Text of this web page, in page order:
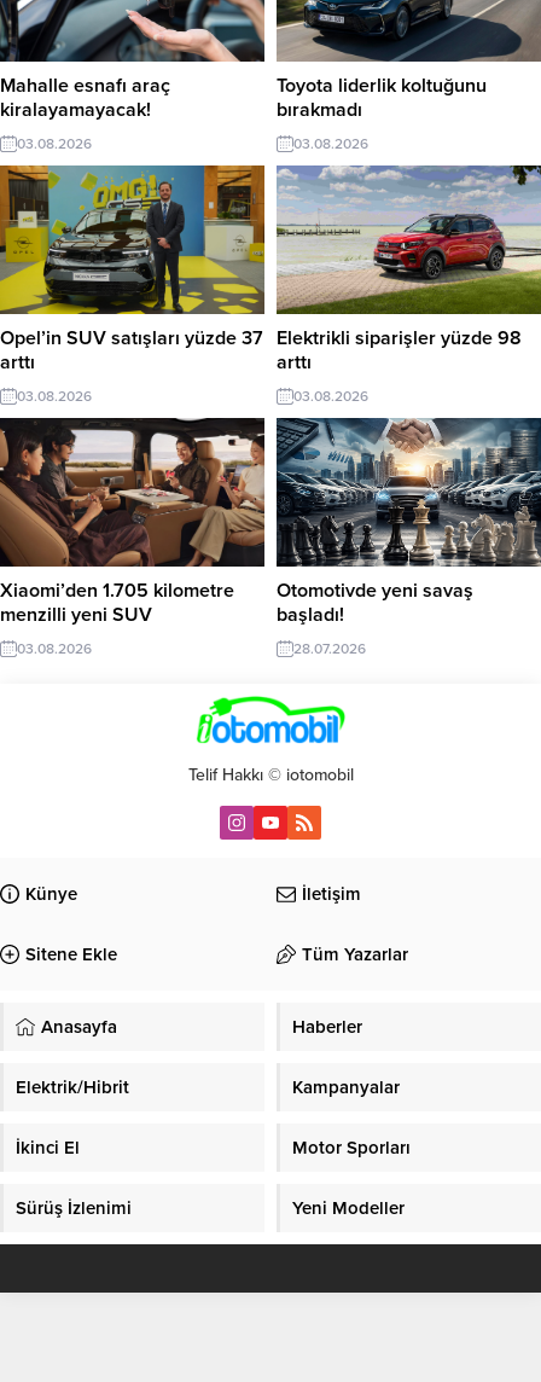
Mahalle esnafı araç
kiralayamayacak!
03.08.2026
Toyota liderlik koltuğunu
bırakmadı
03.08.2026
Opel’in SUV satışları yüzde 37
arttı
03.08.2026
Elektrikli siparişler yüzde 98
arttı
03.08.2026
Xiaomi’den 1.705 kilometre
menzilli yeni SUV
03.08.2026
Otomotivde yeni savaş
başladı!
28.07.2026
Telif Hakkı © iotomobil
Künye İletişim
Sitene Ekle Tüm Yazarlar
Anasayfa Haberler
Elektrik/Hibrit Kampanyalar
İkinci El Motor Sporları
Sürüş İzlenimi Yeni Modeller